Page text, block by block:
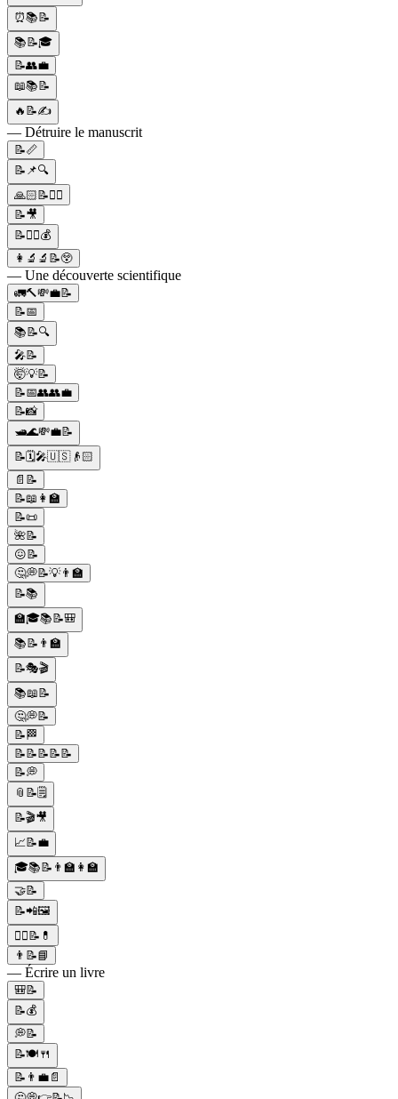
⏰📚📝
📚📝🎓
📝👥💼
📖📚📝
🔥📝✍
— Détruire le manuscrit
📝📏
📝📌🔍
🙏🏻📝✍🏻
📝🎥
📝👨‍⚖️💰
👩‍🔬🔬📝😲
— Une découverte scientifique
🚛🔨💸💼📝
📝📅
📚📝🔍
🎤📝
🤯💡📝
📝📅👥👥💼
📝📸
🛥️🌊💸💼📝
📝🗓🎤🇺🇸👴🏻
📄📝
📝📖👩‍🏫
📝📜
🌺📝
😖📝
🤔💭📝💡👨‍🏫
📝📚
🏫🎓📚📝🎒
📚📝👨‍🏫
📝🎭🎬
📚📖📝
🤔💭📝
📝🏁
📝📝📝📝📝
📝💭
📎📝🗒️
📝🎬🎥
📈📝💼
🎓📚📝👨‍🏫👩‍🏫
🤝📝
📝📲🖼
👩‍⚕️📝💊
👨📝📘
— Écrire un livre
🎒📝
📝💰
💭📝
📝🍽️🍴
📝👨‍💼📄